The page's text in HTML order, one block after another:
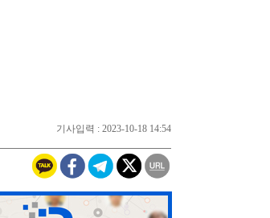
기사입력 : 2023-10-18 14:54